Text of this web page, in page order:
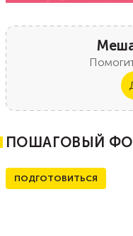
ПОШАГОВЫЙ
ПОДГОТОВИТЬСЯ